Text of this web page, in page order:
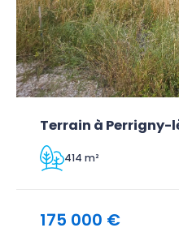
Terrain à Perrigny-
414 m²
175 000 €